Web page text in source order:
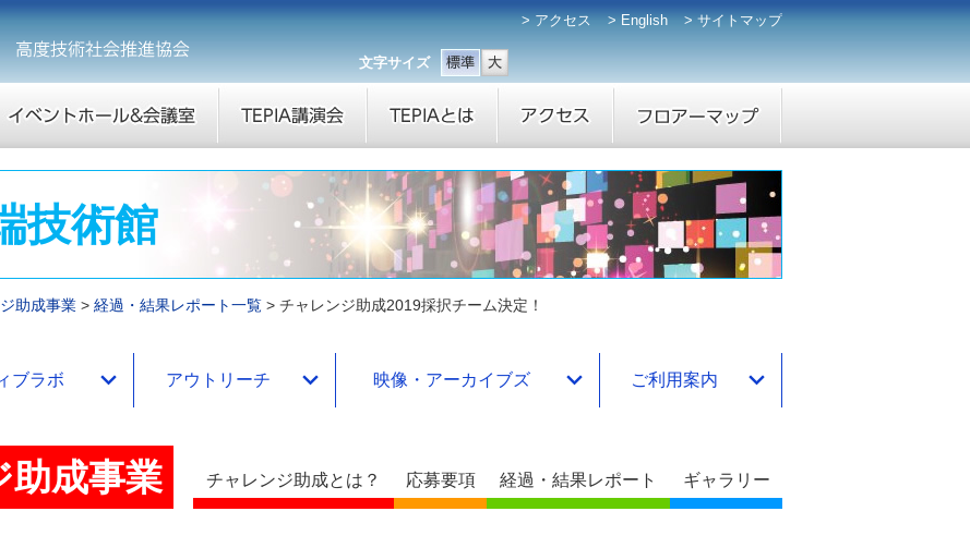
アクセス English サイトマップ
文字サイズ
技術館
助成事業 経過・結果レポート一覧 チャレンジ助成2019採択チーム決定！
ブラボ アウトリーチ 映像・アーカイブズ ご利用案内
助成事業 チャレンジ助成とは？ 応募要項 経過・結果レポート ギャラリー